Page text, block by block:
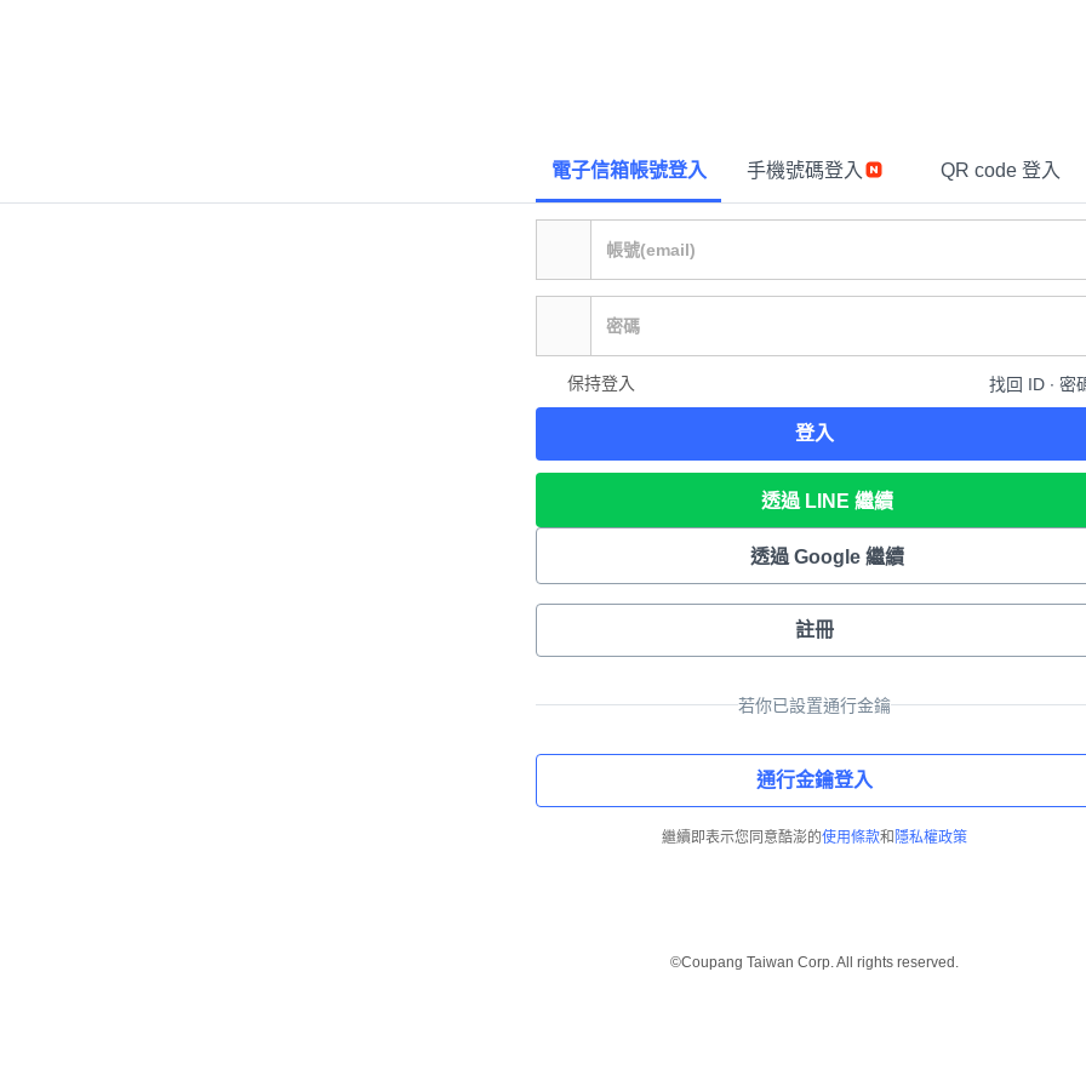
電子信箱帳號登入 手機號碼登入 QR code 登入
保持登入 找回 ID ∙ 密
登入
透過 LINE 繼續
透過 Google 繼續
註冊
若你已設置通行金鑰
通行金鑰登入
繼續即表示您同意酷澎的使用條款和 隱私權政策
©Coupang Taiwan Corp. All rights reserved.